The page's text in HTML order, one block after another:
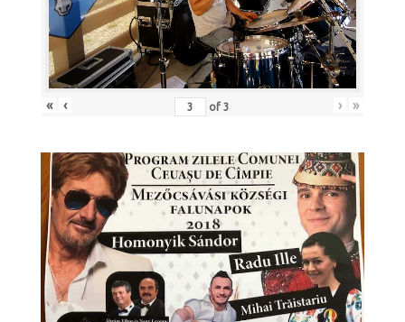
« ‹ of3 › »